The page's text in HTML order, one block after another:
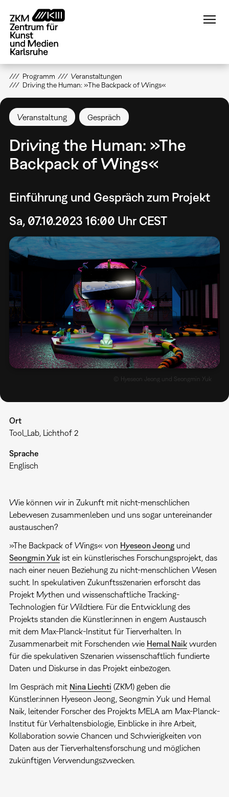
zum
Inhalt
Programm
Veranstaltungen
Driving the Human: »The Backpack of Wings«
Veranstaltung Gespräch
Driving the Human: »The
Backpack of Wings«
Einführung und Gespräch zum Projekt
Sa, 07.10.2023 16:00 Uhr CEST
© Hyeseon Jeong und Seongmin Yuk
Ort
Tool_Lab, Lichthof 2
Sprache
Englisch
Wie können wir in Zukunft mit nicht-menschlichen
Lebewesen zusammenleben und uns sogar untereinander
austauschen?
»The Backpack of Wings« von Hyeseon Jeongund
Seongmin Yukist ein künstlerisches Forschungsprojekt, das
nach einer neuen Beziehung zu nicht-menschlichen Wesen
sucht. In spekulativen Zukunftsszenarien erforscht das
Projekt Mythen und wissenschaftliche Tracking-
Technologien für Wildtiere. Für die Entwicklung des
Projekts standen die Künstler:innen in engem Austausch
mit dem Max-Planck-Institut für Tierverhalten. In
Zusammenarbeit mit Forschenden wie Hemal Naikwurden
für die spekulativen Szenarien wissenschaftlich fundierte
Daten und Diskurse in das Projekt einbezogen.
Im Gespräch mit Nina Liechti (ZKM) geben die
Künstler:innen Hyeseon Jeong, Seongmin Yuk und Hemal
Naik, leitender Forscher des Projekts MELA am Max-Planck-
Institut für Verhaltensbiologie, Einblicke in ihre Arbeit,
Kollaboration sowie Chancen und Schwierigkeiten von
Daten aus der Tierverhaltensforschung und möglichen
zukünftigen Verwendungszwecken.